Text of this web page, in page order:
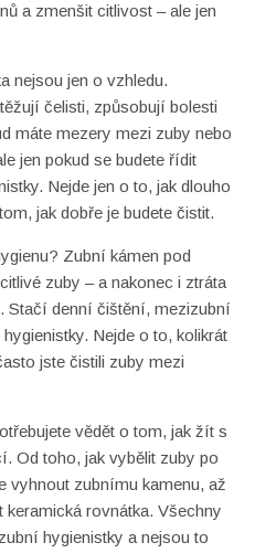
a zmenšit citlivost – ale jen
nejsou jen o vzhledu.
čelisti, způsobují bolesti
máte mezery mezi zuby nebo
jen pokud se budete řídit
Nejde jen o to, jak dlouho
jak dobře je budete čistit.
Zubní kámen pod
zuby – a nakonec i ztráta
Stačí denní čištění, mezizubní
Nejde o to, kolikrát
jste čistili zuby mezi
vědět o tom, jak žít s
Od toho, jak vybělit zuby po
vyhnout zubnímu kamenu, až
rovnátka. Všechny
hygienistky a nejsou to